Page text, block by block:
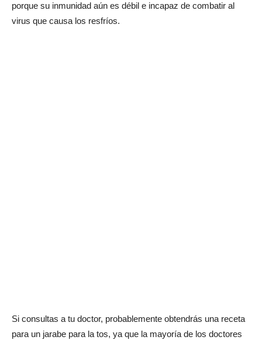
porque su inmunidad aún es débil e incapaz de combatir al
virus que causa los resfríos.
Si consultas a tu doctor, probablemente obtendrás una receta
para un jarabe para la tos, ya que la mayoría de los doctores